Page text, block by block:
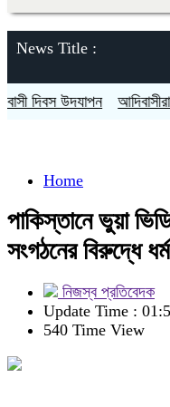
News Title :
দিবস উদযাপন আদিবাসীরা
Home
পাকিস্তানে ভুয়া
সংগঠনের বিরুদ্ধে
নিজস্ব প্রতিবেদক
Update Time :
540 Time View